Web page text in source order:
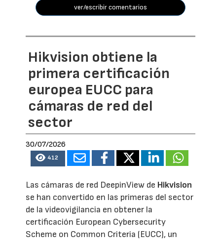
ver/escribir comentarios
Hikvision obtiene la
primera certificación
europea EUCC para
cámaras de red del
sector
30/07/2026
412
Las cámaras de red DeepinView de Hikvision
se han convertido en las primeras del sector
de la videovigilancia en obtener la
certificación European Cybersecurity
Scheme on Common Criteria (EUCC), un